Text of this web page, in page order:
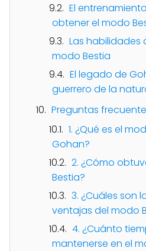
El
obtener el modo
Las habilidades
modo Bestia
El legado de
guerrero de la
Preguntas
1. ¿Qué es el
Gohan?
2. ¿Cómo
Bestia?
3. ¿Cuáles son
ventajas del modo
4. ¿Cuánto
mantenerse en el